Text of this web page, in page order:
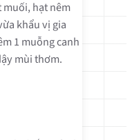
muối, hạt nêm
khẩu vị gia
1 muỗng canh
mùi thơm.